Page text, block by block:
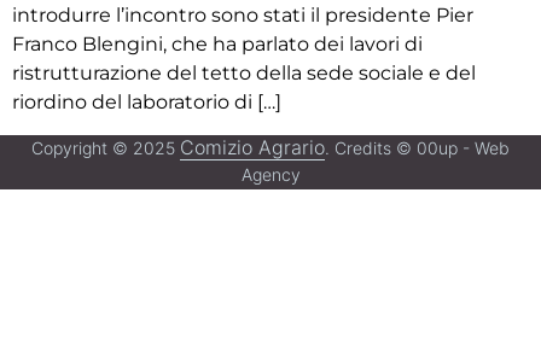
introdurre l’incontro sono stati il presidente Pier
Franco Blengini, che ha parlato dei lavori di
ristrutturazione del tetto della sede sociale e del
riordino del laboratorio di […]
Copyright © 2025 Comizio Agrario. Credits © 00up - Web
Agency